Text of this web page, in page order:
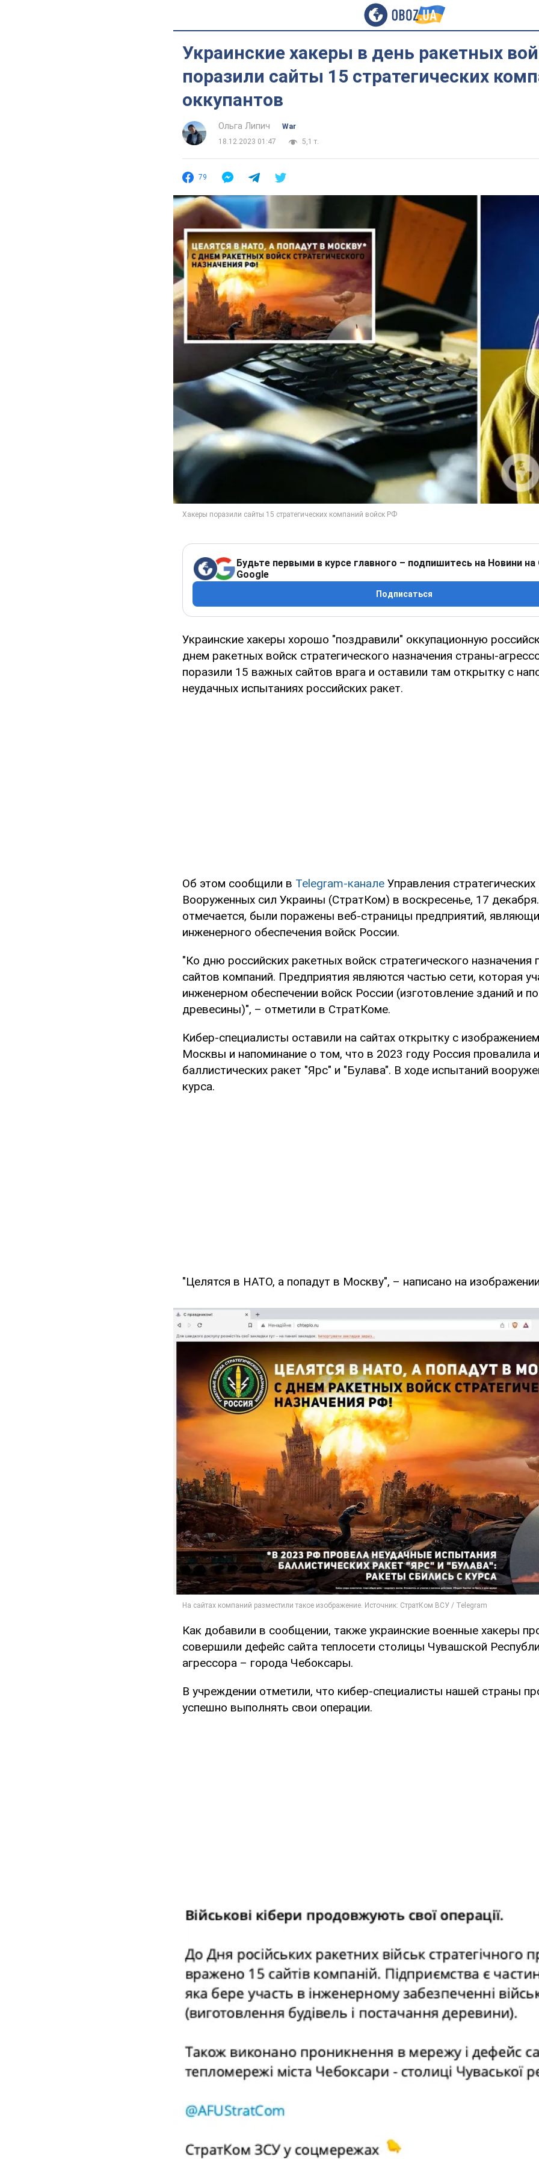
Украинские хакеры в день ракетных
поразили сайты 15 стратегических
оккупантов
Ольга Липич
War
18.12.2023 01:47
5,1 т.
79
Будьте первыми в курсе главного – подпишитесь на Новини на
Google
Подписаться
Украинские хакеры хорошо "поздравили" оккупационную
днем ракетных войск стратегического назначения страны-
поразили 15 важных сайтов врага и оставили там открытку с
неудачных испытаниях российских ракет.
Об этом сообщили в Telegram-канале Управления
Вооруженных сил Украины (СтратКом) в воскресенье, 17
отмечается, были поражены веб-страницы предприятий,
инженерного обеспечения войск России.
"Ко дню российских ракетных войск стратегического назначения
сайтов компаний. Предприятия являются частью сети, которая
инженерном обеспечении войск России (изготовление зданий и
древесины)", – отметили в СтратКоме.
Кибер-специалисты оставили на сайтах открытку с
Москвы и напоминание о том, что в 2023 году Россия провалила
баллистических ракет "Ярс" и "Булава". В ходе испытаний
курса.
"Целятся в НАТО, а попадут в Москву", – написано на
Как добавили в сообщении, также украинские военные хакеры
совершили дефейс сайта теплосети столицы Чувашской
агрессора – города Чебоксары.
В учреждении отметили, что кибер-специалисты нашей страны
успешно выполнять свои операции.